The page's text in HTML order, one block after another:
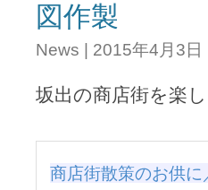
図作製
News | 2015年4月3日
坂出の商店街を楽
商店街散策のお供